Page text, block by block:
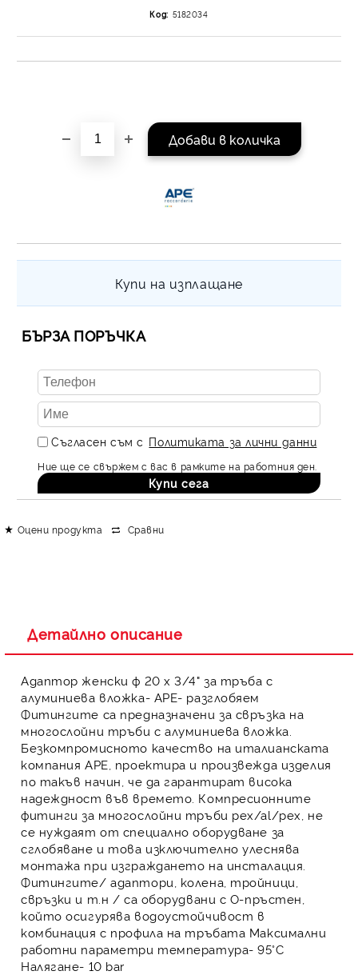
Код: 5182034
Купи на изплащане
на поръчката се
/ €1022.61
БЪРЗА ПОРЪЧКА
Съгласен съм с Политиката за лични данни
Ние ще се свържем с вас в рамките на работния ден.
Оцени продукта Сравни
Детайлно описание
Адаптор женски ф 20 х 3/4" за тръба с
алуминиева вложка- APE- разглобяем
Фитингите са предназначени за свръзка на
многослойни тръби с алуминиева вложка
Безкомпромисното качество на италианската
компания APE, проектира и произвежда изделия
по такъв начин, че да гарантират висока
надеждност във времето. Компресионните
фитинги за многослойни тръби pеx/al/pеx , не
се нуждаят от специално оборудване за
сглобяване и това изключително улеснява
монтажа при изграждането на инсталация.
Фитингите/адаптори, колена, тройници,
свръзки и т.н / са оборудвани с О-пръстен,
който осигурява водоустойчивост в
комбинация с профила на тръбата Максимални
работни параметри температура- 95°C
Налягане- 10 bar